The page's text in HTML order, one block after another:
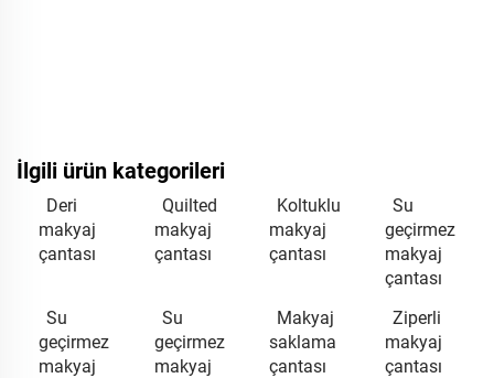
İlgili ürün kategorileri
Deri
makyaj
çantası
Quilted
makyaj
çantası
Koltuklu
makyaj
çantası
Su
geçirmez
makyaj
çantası
Su
geçirmez
makyaj
Su
geçirmez
makyaj
Makyaj
saklama
çantası
Ziperli
makyaj
çantası